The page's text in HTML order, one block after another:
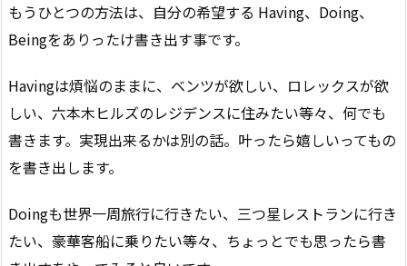
もうひとつの方法は、自分の希望する Having、Doing、
Beingをありったけ書き出す事です。
Havingは煩悩のままに、ベンツが欲しい、ロレックスが欲
しい、六本木ヒルズのレジデンスに住みたい等々、何でも
書きます。実現出来るかは別の話。叶ったら嬉しいってもの
を書き出します。
Doingも世界一周旅行に行きたい、三つ星レストランに行き
たい、豪華客船に乗りたい等々、ちょっとでも思ったら書